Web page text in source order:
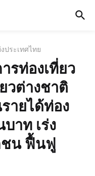
ประเทศไทย
รท่องเที่ยว
วต่างชาติ
ายได้ท่อง
าท เร่ง
ชน ฟื้นฟู